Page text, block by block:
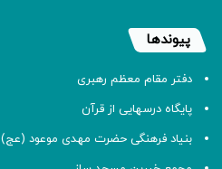
پیوندها
دفتر مقام معظم رهبری
پایگاه درسهایی از قرآن
بنیاد فرهنگی حضرت مهدی موعود (عج)